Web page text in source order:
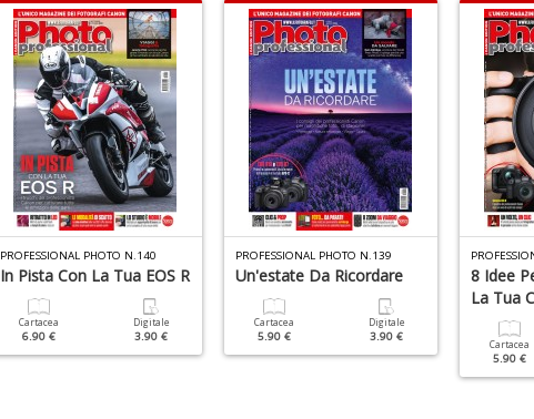
PROFESSIONAL PHOTO N.140
In Pista Con La Tua EOS R
Cartacea
6.90 €
Digitale
3.90 €
PROFESSIONAL PHOTO N.139
Un'estate Da Ricordare
Cartacea
5.90 €
Digitale
3.90 €
8 Idee
La Tua
Cartacea
5.90 €